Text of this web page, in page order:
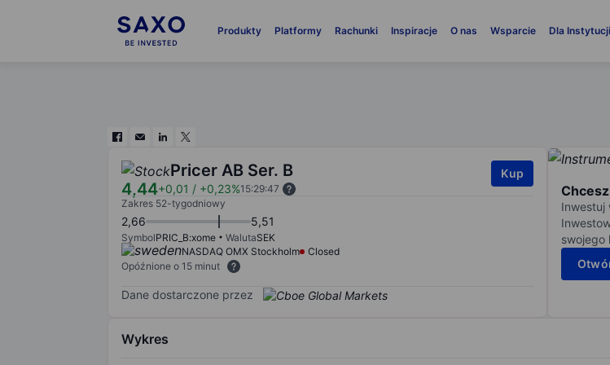
Produkty Platformy Rachunki Inspiracje O nas Wsparcie Dla Instytucji
Pricer AB Ser. B
4,44+0,01 / +0,23%15:29:47
Kup
Zakres 52-tygodniowy
2,66 5,51
SymbolPRIC_B:xome WalutaSEK
NASDAQ OMX Stockholm
Closed
Opóźnione o 15 minut
Dane dostarczone przez
Inwestuj
swojego
Wykres